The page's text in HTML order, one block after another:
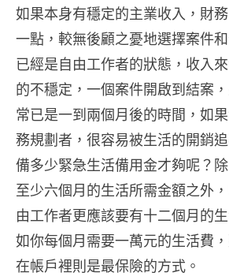
如果本身有穩定的主業收入，財
一點，較無後顧之憂地選擇案件
已經是自由工作者的狀態，收入
的不穩定，一個案件開啟到結案
常已是一到兩個月後的時間，如
務規劃者，很容易被生活的開銷
備多少緊急生活備用金才夠呢？
至少六個月的生活所需金額之外
由工作者更應該要有十二個月的
如你每個月需要一萬元的生活費
在帳戶裡則是最保險的方式。